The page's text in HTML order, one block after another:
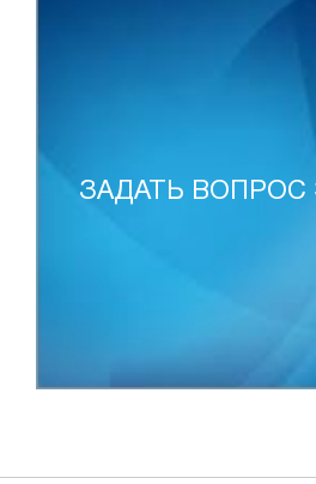
ЗАДАТЬ ВОПРОС